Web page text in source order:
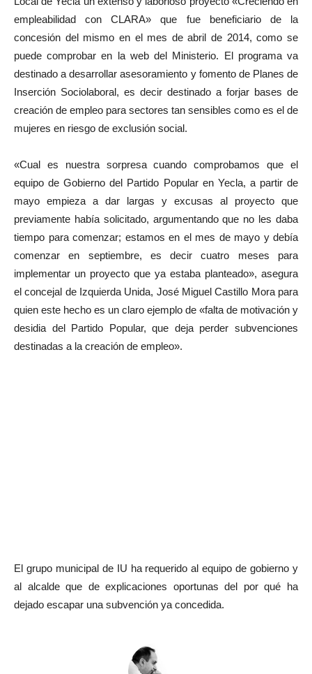
empleabilidad con CLARA» que fue beneficiario de la
concesión del mismo en el mes de abril de 2014, como se
puede comprobar en la web del Ministerio. El programa va
destinado a desarrollar asesoramiento y fomento de Planes de
Inserción Sociolaboral, es decir destinado a forjar bases de
creación de empleo para sectores tan sensibles como es el de
mujeres en riesgo de exclusión social.
«Cual es nuestra sorpresa cuando comprobamos que el
equipo de Gobierno del Partido Popular en Yecla, a partir de
mayo empieza a dar largas y excusas al proyecto que
previamente había solicitado, argumentando que no les daba
tiempo para comenzar; estamos en el mes de mayo y debía
comenzar en septiembre, es decir cuatro meses para
implementar un proyecto que ya estaba planteado», asegura
el concejal de Izquierda Unida, José Miguel Castillo Mora para
quien este hecho es un claro ejemplo de «falta de motivación y
desidia del Partido Popular, que deja perder subvenciones
destinadas a la creación de empleo».
El grupo municipal de IU ha requerido al equipo de gobierno y
al alcalde que de explicaciones oportunas del por qué ha
dejado escapar una subvención ya concedida.